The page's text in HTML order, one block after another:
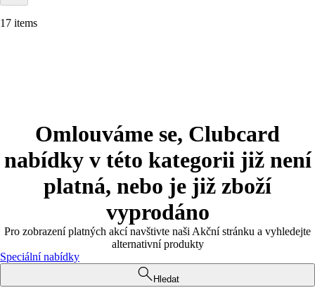
17 items
Omlouváme se, Clubcard
nabídky v této kategorii již není
platná, nebo je již zboží
vyprodáno
Pro zobrazení platných akcí navštivte naši Akční stránku a vyhledejte
alternativní produkty
Speciální nabídky
Hledat